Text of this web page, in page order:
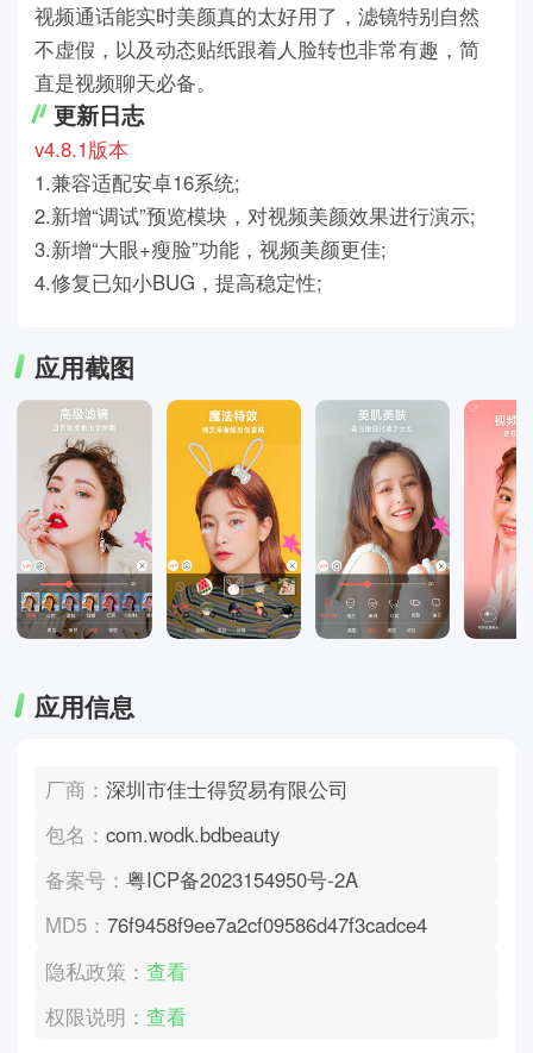
视频通话能实时美颜真的太好用了，滤镜特别自然
不虚假，以及动态贴纸跟着人脸转也非常有趣，简
直是视频聊天必备。
更新日志
v4.8.1版本
1.兼容适配安卓16系统;
2.新增“调试”预览模块，对视频美颜效果进行演示;
3.新增“大眼+瘦脸”功能，视频美颜更佳;
4.修复已知小BUG，提高稳定性;
应用截图
应用信息
厂商：深圳市佳士得贸易有限公司
包名：com.wodk.bdbeauty
备案号：粤ICP备2023154950号-2A
MD5：76f9458f9ee7a2cf09586d47f3cadce4
隐私政策：查看
权限说明：查看